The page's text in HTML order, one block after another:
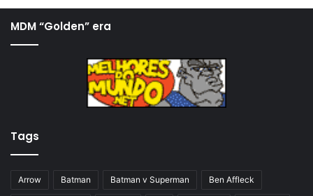
a
a
n
m
a
p
n
MDM “Golden” era
Tags
Arrow Batman Batman v Superman Ben Affleck